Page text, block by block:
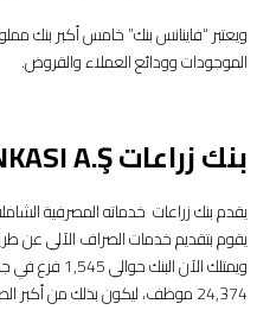
ويعتبر “فاينانس بنك” خامس أكبر بنك
الموجودات وودائع العملاء والقروض.
بنك زراعات ZİRAAT BANKASI A.Ş
يقدم بنك زراعات خدماته المصرفية
يقوم بتقديم خدمات الصراف الآلي عن طريق 4.163
ويمتلك الآن
24,374 موظف، ليكون بذلك من أكبر الصروح الوطنية في تركيا للعمل والاستثمار.